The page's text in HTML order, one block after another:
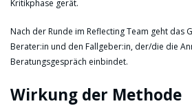
Kritikphase gerät.
Nach der Runde im Reflecting Team geht das
Berater:in und den Fallgeber:in, der/die die
Beratungsgespräch einbindet.
Wirkung der Methode